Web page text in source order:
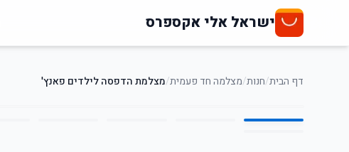
ישראל אלי אקספרס
דף הבית/חנות/מצלמה חד פעמית/מצלמת הדפסה לילדים פאנץ'
1
/
6